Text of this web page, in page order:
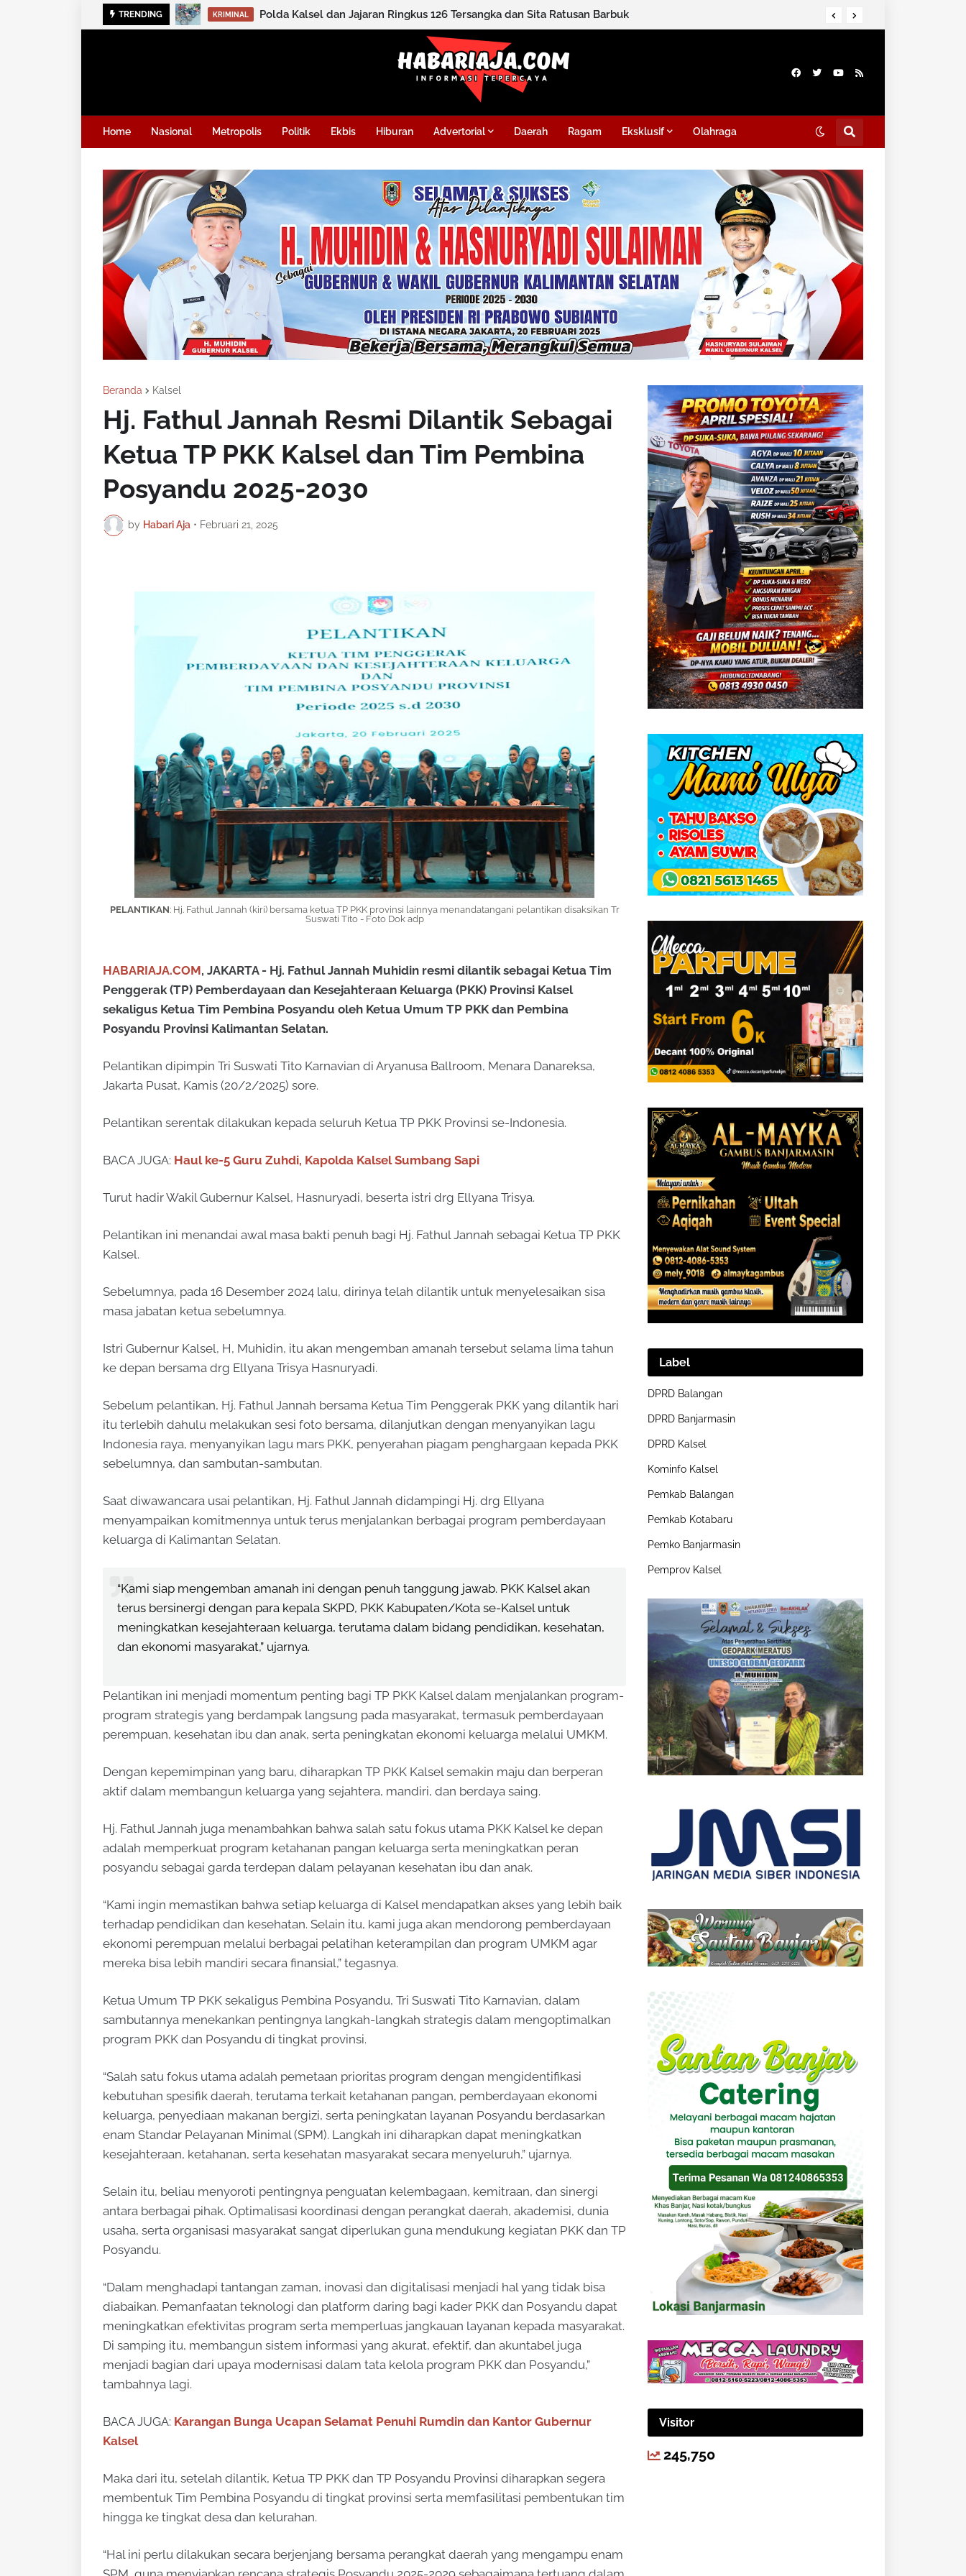
TRENDING KRIMINAL Polda Kalsel dan Jajaran Ringkus 126 Tersangka dan Sita Ratusan Barbuk
Home Nasional Metropolis Politik Ekbis Hiburan Advertorial Daerah Ragam Eksklusif Olahraga
Beranda Kalsel
Hj. Fathul Jannah Resmi Dilantik Sebagai
Ketua TP PKK Kalsel dan Tim Pembina
Posyandu 2025-2030
by Habari Aja • Februari 21, 2025
PELANTIKAN: Hj. Fathul Jannah (kiri) bersama ketua TP PKK provinsi lainnya menandatangani pelantikan disaksikan Tr
Suswati Tito - Foto Dok adp
HABARIAJA.COM, JAKARTA - Hj. Fathul Jannah Muhidin resmi dilantik sebagai Ketua Tim
Penggerak (TP) Pemberdayaan dan Kesejahteraan Keluarga (PKK) Provinsi Kalsel
sekaligus Ketua Tim Pembina Posyandu oleh Ketua Umum TP PKK dan Pembina
Posyandu Provinsi Kalimantan Selatan.
Pelantikan dipimpin Tri Suswati Tito Karnavian di Aryanusa Ballroom, Menara Danareksa,
Jakarta Pusat, Kamis (20/2/2025) sore.
Pelantikan serentak dilakukan kepada seluruh Ketua TP PKK Provinsi se-Indonesia.
BACA JUGA: Haul ke-5 Guru Zuhdi, Kapolda Kalsel Sumbang Sapi
Turut hadir Wakil Gubernur Kalsel, Hasnuryadi, beserta istri drg Ellyana Trisya.
Pelantikan ini menandai awal masa bakti penuh bagi Hj. Fathul Jannah sebagai Ketua TP PKK
Kalsel.
Sebelumnya, pada 16 Desember 2024 lalu, dirinya telah dilantik untuk menyelesaikan sisa
masa jabatan ketua sebelumnya.
Istri Gubernur Kalsel, H, Muhidin, itu akan mengemban amanah tersebut selama lima tahun
ke depan bersama drg Ellyana Trisya Hasnuryadi.
Sebelum pelantikan, Hj. Fathul Jannah bersama Ketua Tim Penggerak PKK yang dilantik hari
itu terlebih dahulu melakukan sesi foto bersama, dilanjutkan dengan menyanyikan lagu
Indonesia raya, menyanyikan lagu mars PKK, penyerahan piagam penghargaan kepada PKK
sebelumnya, dan sambutan-sambutan.
Saat diwawancara usai pelantikan, Hj. Fathul Jannah didampingi Hj. drg Ellyana
menyampaikan komitmennya untuk terus menjalankan berbagai program pemberdayaan
keluarga di Kalimantan Selatan.
“Kami siap mengemban amanah ini dengan penuh tanggung jawab. PKK Kalsel akan
terus bersinergi dengan para kepala SKPD, PKK Kabupaten/Kota se-Kalsel untuk
meningkatkan kesejahteraan keluarga, terutama dalam bidang pendidikan, kesehatan,
dan ekonomi masyarakat,” ujarnya.
Pelantikan ini menjadi momentum penting bagi TP PKK Kalsel dalam menjalankan program-
program strategis yang berdampak langsung pada masyarakat, termasuk pemberdayaan
perempuan, kesehatan ibu dan anak, serta peningkatan ekonomi keluarga melalui UMKM.
Dengan kepemimpinan yang baru, diharapkan TP PKK Kalsel semakin maju dan berperan
aktif dalam membangun keluarga yang sejahtera, mandiri, dan berdaya saing.
Hj. Fathul Jannah juga menambahkan bahwa salah satu fokus utama PKK Kalsel ke depan
adalah memperkuat program ketahanan pangan keluarga serta meningkatkan peran
posyandu sebagai garda terdepan dalam pelayanan kesehatan ibu dan anak.
“Kami ingin memastikan bahwa setiap keluarga di Kalsel mendapatkan akses yang lebih baik
terhadap pendidikan dan kesehatan. Selain itu, kami juga akan mendorong pemberdayaan
ekonomi perempuan melalui berbagai pelatihan keterampilan dan program UMKM agar
mereka bisa lebih mandiri secara finansial,” tegasnya.
Ketua Umum TP PKK sekaligus Pembina Posyandu, Tri Suswati Tito Karnavian, dalam
sambutannya menekankan pentingnya langkah-langkah strategis dalam mengoptimalkan
program PKK dan Posyandu di tingkat provinsi.
“Salah satu fokus utama adalah pemetaan prioritas program dengan mengidentifikasi
kebutuhan spesifik daerah, terutama terkait ketahanan pangan, pemberdayaan ekonomi
keluarga, penyediaan makanan bergizi, serta peningkatan layanan Posyandu berdasarkan
enam Standar Pelayanan Minimal (SPM). Langkah ini diharapkan dapat meningkatkan
kesejahteraan, ketahanan, serta kesehatan masyarakat secara menyeluruh,” ujarnya.
Selain itu, beliau menyoroti pentingnya penguatan kelembagaan, kemitraan, dan sinergi
antara berbagai pihak. Optimalisasi koordinasi dengan perangkat daerah, akademisi, dunia
usaha, serta organisasi masyarakat sangat diperlukan guna mendukung kegiatan PKK dan TP
Posyandu.
“Dalam menghadapi tantangan zaman, inovasi dan digitalisasi menjadi hal yang tidak bisa
diabaikan. Pemanfaatan teknologi dan platform daring bagi kader PKK dan Posyandu dapat
meningkatkan efektivitas program serta memperluas jangkauan layanan kepada masyarakat.
Di samping itu, membangun sistem informasi yang akurat, efektif, dan akuntabel juga
menjadi bagian dari upaya modernisasi dalam tata kelola program PKK dan Posyandu,”
tambahnya lagi.
BACA JUGA: Karangan Bunga Ucapan Selamat Penuhi Rumdin dan Kantor Gubernur
Kalsel
Maka dari itu, setelah dilantik, Ketua TP PKK dan TP Posyandu Provinsi diharapkan segera
membentuk Tim Pembina Posyandu di tingkat provinsi serta memfasilitasi pembentukan tim
hingga ke tingkat desa dan kelurahan.
“Hal ini perlu dilakukan secara berjenjang bersama perangkat daerah yang mengampu enam
Label
DPRD Balangan
DPRD Banjarmasin
DPRD Kalsel
Kominfo Kalsel
Pemkab Balangan
Pemkab Kotabaru
Pemko Banjarmasin
Pemprov Kalsel
Visitor
245,750